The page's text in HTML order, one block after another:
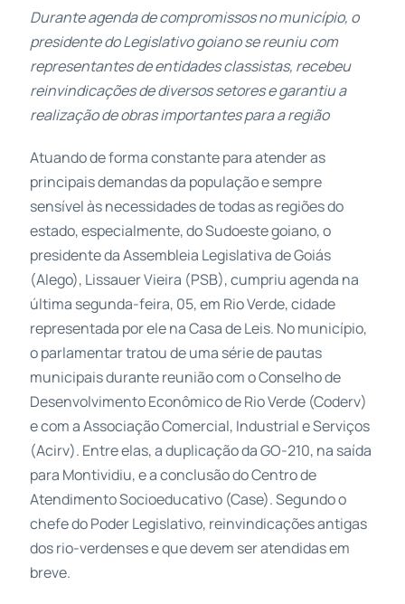
Durante agenda de compromissos no município, o
presidente do Legislativo goiano se reuniu com
representantes de entidades classistas, recebeu
reinvindicações de diversos setores e garantiu a
realização de obras importantes para a região
Atuando de forma constante para atender as
principais demandas da população e sempre
sensível às necessidades de todas as regiões do
estado, especialmente, do Sudoeste goiano, o
presidente da Assembleia Legislativa de Goiás
(Alego), Lissauer Vieira (PSB), cumpriu agenda na
última segunda-feira, 05, em Rio Verde, cidade
representada por ele na Casa de Leis. No município,
o parlamentar tratou de uma série de pautas
municipais durante reunião com o Conselho de
Desenvolvimento Econômico de Rio Verde (Coderv)
e com a Associação Comercial, Industrial e Serviços
(Acirv). Entre elas, a duplicação da GO-210, na saída
para Montividiu, e a conclusão do Centro de
Atendimento Socioeducativo (Case). Segundo o
chefe do Poder Legislativo, reinvindicações antigas
dos rio-verdenses e que devem ser atendidas em
breve.